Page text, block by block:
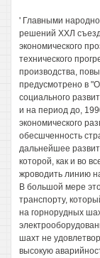
' Главными
решений ХХЛ
экономического
технического
производства,
предусмотрено в
социального
и на период до,
экономического
обесшченность
дальнейшее
которой, как и во
жроводить линию
В большой мере
транспорту,
на горнорудных
шахт не
высокую